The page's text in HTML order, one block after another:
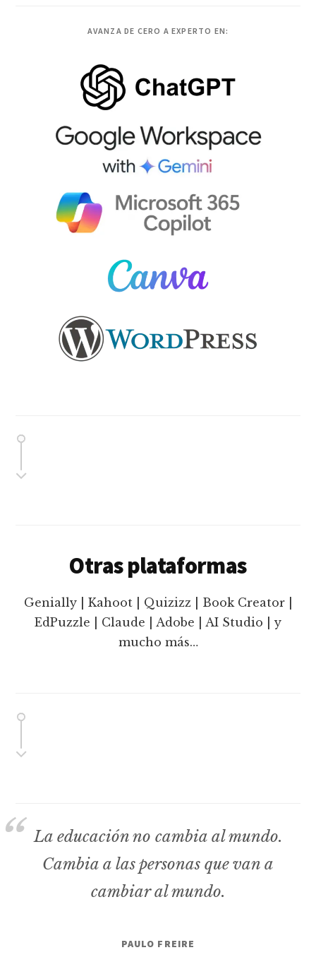
AVANZA DE CERO A EXPERTO EN:
Otras plataformas
Genially | Kahoot | Quizizz | Book Creator |
EdPuzzle | Claude | Adobe | AI Studio | y
mucho más…
La educación no cambia al mundo.
Cambia a las personas que van a
cambiar al mundo.
PAULO FREIRE